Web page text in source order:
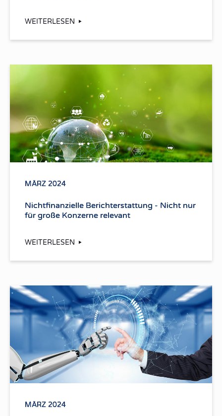
WEITERLESEN
MÄRZ 2024
Nichtfinanzielle Berichterstattung - Nicht nur
für große Konzerne relevant
WEITERLESEN
MÄRZ 2024